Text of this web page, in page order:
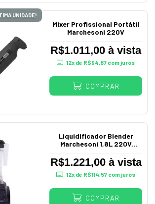
UNIDADE!
Mixer Profissional Portátil
Marchesoni 220V
R$1.011,00 à vista
12x de R$94,87 com juros
COMPRAR
Liquidificador Blender
Marchesoni 1,8L 220V
R$1.221,00 à vista
12x de R$114,57com juros
COMPRAR